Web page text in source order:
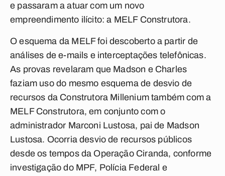
e passaram a atuar com um novo
empreendimento ilícito: a MELF Construtora.
O esquema da MELF foi descoberto a partir de
análises de e-mails e interceptações telefônicas.
As provas revelaram que Madson e Charles
faziam uso do mesmo esquema de desvio de
recursos da Construtora Millenium também com a
MELF Construtora, em conjunto com o
administrador Marconi Lustosa, pai de Madson
Lustosa. Ocorria desvio de recursos públicos
desde os tempos da Operação Ciranda, conforme
investigação do MPF, Polícia Federal e